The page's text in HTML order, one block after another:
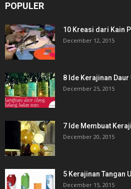
POPULER
10 Kreasi dari Kain
December 12, 2015
8 Ide Kerajinan
December 25, 2015
7 Ide Membuat
December 20, 2015
5 Kerajinan Tangan
December 15, 2015